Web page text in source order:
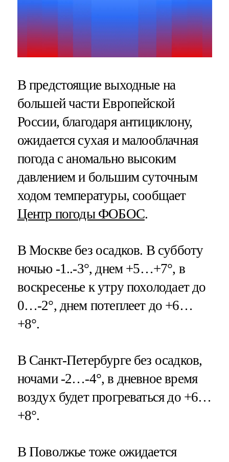
В предстоящие выходные на
большей части Европейской
России, благодаря антициклону,
ожидается сухая и малооблачная
погода с аномально высоким
давлением и большим суточным
ходом температуры, сообщает
Центр погоды ФОБОС.
В Москве без осадков. В субботу
ночью -1..-3°, днем +5…+7°, в
воскресенье к утру похолодает до
0…-2°, днем потеплеет до +6…
+8°.
В Санкт-Петербурге без осадков,
ночами -2…-4°, в дневное время
воздух будет прогреваться до +6…
+8°.
В Поволжье тоже ожидается